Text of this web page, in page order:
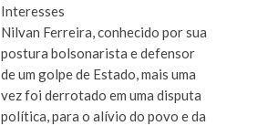
Interesses
Nilvan Ferreira, conhecido por sua
postura bolsonarista e defensor
de um golpe de Estado, mais uma
vez foi derrotado em uma disputa
política, para o alívio do povo e da